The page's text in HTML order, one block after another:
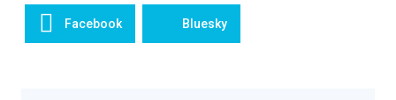
Facebook Bluesky